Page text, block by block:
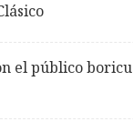
el público